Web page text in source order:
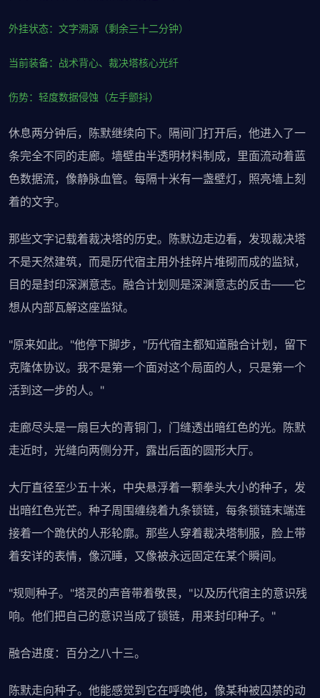
外挂状态：文字溯源（剩余三十二分钟）
当前装备：战术背心、裁决塔核心光纤
伤势：轻度数据侵蚀（左手颤抖）
休息两分钟后，陈默继续向下。隔间门打开后，他进入了一
条完全不同的走廊。墙壁由半透明材料制成，里面流动着蓝
色数据流，像静脉血管。每隔十米有一盏壁灯，照亮墙上刻
着的文字。
那些文字记载着裁决塔的历史。陈默边走边看，发现裁决塔
不是天然建筑，而是历代宿主用外挂碎片堆砌而成的监狱，
目的是封印深渊意志。融合计划则是深渊意志的反击——它
想从内部瓦解这座监狱。
"原来如此。"他停下脚步，"历代宿主都知道融合计划，留下
克隆体协议。我不是第一个面对这个局面的人，只是第一个
活到这一步的人。"
走廊尽头是一扇巨大的青铜门，门缝透出暗红色的光。陈默
走近时，光缝向两侧分开，露出后面的圆形大厅。
大厅直径至少五十米，中央悬浮着一颗拳头大小的种子，发
出暗红色光芒。种子周围缠绕着九条锁链，每条锁链末端连
接着一个跪伏的人形轮廓。那些人穿着裁决塔制服，脸上带
着安详的表情，像沉睡，又像被永远固定在某个瞬间。
"规则种子。"塔灵的声音带着敬畏，"以及历代宿主的意识残
响。他们把自己的意识当成了锁链，用来封印种子。"
融合进度：百分之八十三。
陈默走向种子。他能感觉到它在呼唤他，像某种被囚禁的动